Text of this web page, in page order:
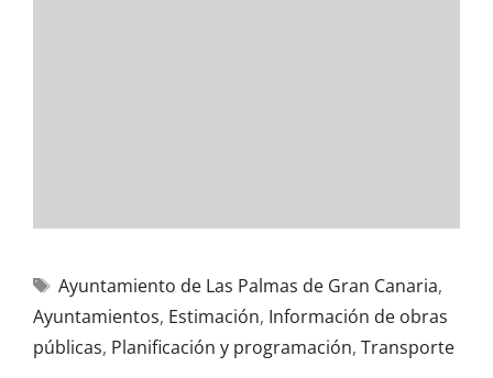
Ayuntamiento de Las Palmas de Gran Canaria,
Ayuntamientos, Estimación, Información de obras
públicas, Planificación y programación, Transporte